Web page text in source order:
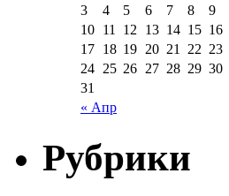
« Апр
3
4 5 6 7 8
9
10 11 12 13 14 15 16
17 18 19 20 21 22 23
24 25 26 27 28 29 30
31
Рубрики